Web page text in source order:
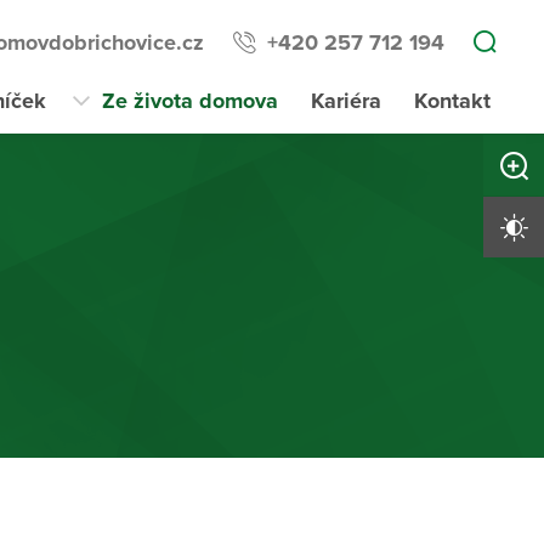
+420 257 712 194
Ze života domova Kariéra Kontakt